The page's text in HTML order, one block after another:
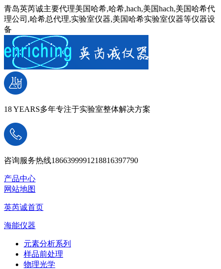
青岛英芮诚主要代理美国哈希,哈希,hach,美国hach,美国哈希代
理公司,哈希总代理,实验室仪器,美国哈希实验室仪器等仪器设
备
18 YEARS多年专注于实验室整体解决方案
咨询服务热线1866399991218816397790
产品中心
网站地图
英芮诚首页
海能仪器
元素分析系列
样品前处理
物理光学